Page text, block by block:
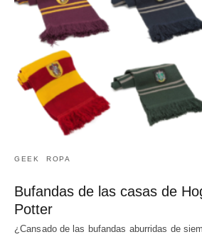
GEEK ROPA
Bufandas de las casas de
Potter
¿Cansado de las bufandas aburridas de